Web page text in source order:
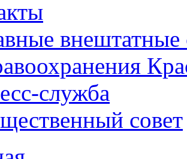
внештатные
служба
совет